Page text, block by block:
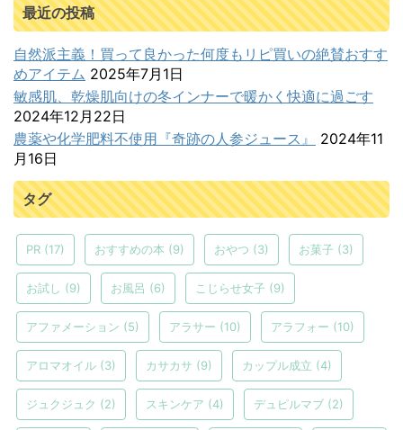
最近の投稿
自然派主義！買って良かった何度もリピ買いの絶賛おすす
めアイテム 2025年7月1日
敏感肌、乾燥肌向けの冬インナーで暖かく快適に過ごす
2024年12月22日
農薬や化学肥料不使用『奇跡の人参ジュース』
2024年11
月16日
タグ
PR (17) おすすめの本 (9) おやつ (3) お菓子 (3)
お試し (9) お風呂 (6) こじらせ女子 (9)
アファメーション (5) アラサー (10) アラフォー (10)
アロマオイル (3) カサカサ (9) カップル成立 (4)
ジュクジュク (2) スキンケア (4) デュピルマブ (2)